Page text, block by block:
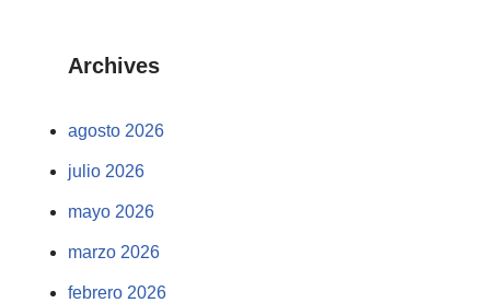
Archives
agosto 2026
julio 2026
mayo 2026
marzo 2026
febrero 2026